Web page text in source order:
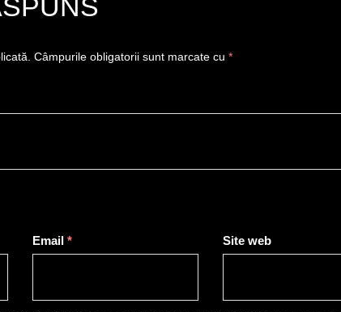
Câmpurile obligatorii sunt marcate cu *
Email * Site web